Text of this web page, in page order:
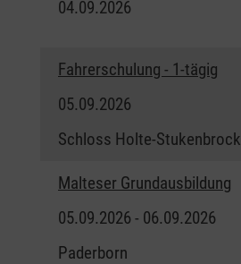
04.09.2026
Fahrerschulung - 1-tägig
05.09.2026
Schloss Holte-Stukenbrock
Malteser Grundausbildung
05.09.2026 - 06.09.2026
Paderborn